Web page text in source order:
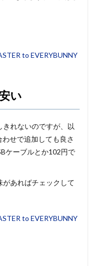
to EVERYBUNNY
い
れないのですが、以
せで追加しても良さ
ケーブルとか102円で
あればチェックして
to EVERYBUNNY